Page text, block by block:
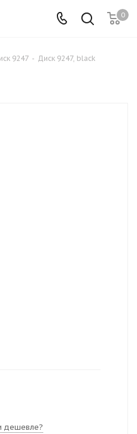
0
9247 - Диск 9247, black
дешевле?
только